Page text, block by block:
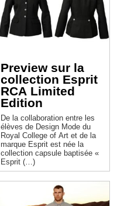
Preview sur la
collection Esprit
RCA Limited
Edition
De la collaboration entre les
élèves de Design Mode du
Royal College of Art et de la
marque Esprit est née la
collection capsule baptisée «
Esprit (…)